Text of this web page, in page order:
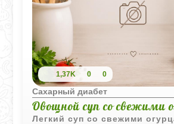
1,37K 0 0
Сахарный диабет
Овощной суп со свежими
Легкий суп со свежими